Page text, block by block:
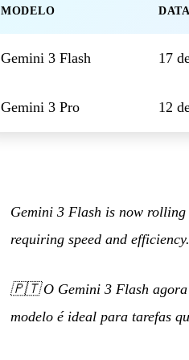
MODELO DATA
Gemini 3 Flash 17
Gemini 3 Pro 12
Gemini 3 Flash is now
requiring speed and efficiency.
🇵🇹O Gemini 3 Flash
modelo é ideal para tarefas